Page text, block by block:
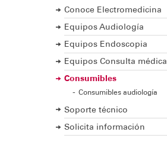
Conoce Electromedicina
Equipos Audiología
Equipos Endoscopia
Equipos Consulta médica
Consumibles
Consumibles audiología
Soporte técnico
Solicita información